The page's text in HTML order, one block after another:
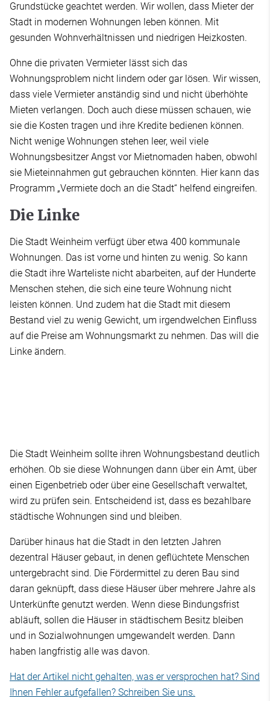
Grundstücke geachtet werden. Wir wollen, dass Mieter der
Stadt in modernen Wohnungen leben können. Mit
gesunden Wohnverhältnissen und niedrigen Heizkosten.
Ohne die privaten Vermieter lässt sich das
Wohnungsproblem nicht lindern oder gar lösen. Wir wissen,
dass viele Vermieter anständig sind und nicht überhöhte
Mieten verlangen. Doch auch diese müssen schauen, wie
sie die Kosten tragen und ihre Kredite bedienen können.
Nicht wenige Wohnungen stehen leer, weil viele
Wohnungsbesitzer Angst vor Mietnomaden haben, obwohl
sie Mieteinnahmen gut gebrauchen könnten. Hier kann das
Programm „Vermiete doch an die Stadt“ helfend eingreifen.
Die Linke
Die Stadt Weinheim verfügt über etwa 400 kommunale
Wohnungen. Das ist vorne und hinten zu wenig. So kann
die Stadt ihre Warteliste nicht abarbeiten, auf der Hunderte
Menschen stehen, die sich eine teure Wohnung nicht
leisten können. Und zudem hat die Stadt mit diesem
Bestand viel zu wenig Gewicht, um irgendwelchen Einfluss
auf die Preise am Wohnungsmarkt zu nehmen. Das will die
Linke ändern.
Die Stadt Weinheim sollte ihren Wohnungsbestand deutlich
erhöhen. Ob sie diese Wohnungen dann über ein Amt, über
einen Eigenbetrieb oder über eine Gesellschaft verwaltet,
wird zu prüfen sein. Entscheidend ist, dass es bezahlbare
städtische Wohnungen sind und bleiben.
Darüber hinaus hat die Stadt in den letzten Jahren
dezentral Häuser gebaut, in denen geflüchtete Menschen
untergebracht sind. Die Fördermittel zu deren Bau sind
daran geknüpft, dass diese Häuser über mehrere Jahre als
Unterkünfte genutzt werden. Wenn diese Bindungsfrist
abläuft, sollen die Häuser in städtischem Besitz bleiben
und in Sozialwohnungen umgewandelt werden. Dann
haben langfristig alle was davon.
Hat der Artikel nicht gehalten, was er versprochen hat? Sind
Ihnen Fehler aufgefallen? Schreiben Sie uns.